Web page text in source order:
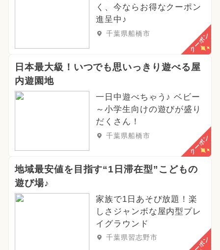
く、今ならお得なクーポン
進呈中♪
千葉県船橋市 クーポン
日本最大級！いつでも思いっきり遊べる屋
内遊園地
一日中遊べちゃう♪ ベビー
～小学生向けの遊びが盛り
だくさん！
千葉県船橋市 クーポン
地域最安値を目指す“1日滞在型”こどもの
遊び場♪
家族で1日あそび放題！楽
しさジャンボな屋内型プレ
イグラウンド
千葉県習志野市